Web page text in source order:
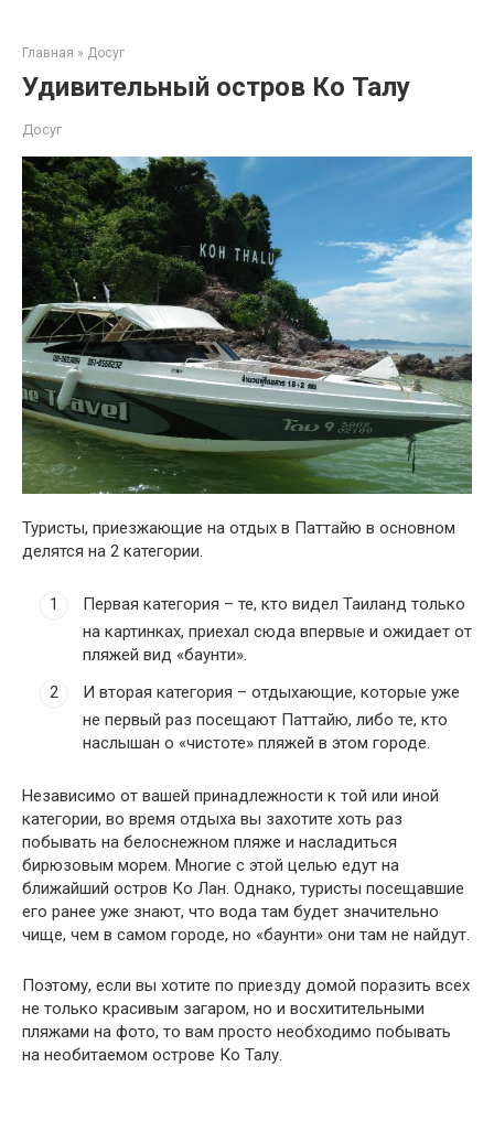
контенту
Главная » Досуг
Удивительный остров Ко Талу
Досуг
Туристы, приезжающие на отдых в Паттайю в основном
делятся на 2 категории.
Первая категория – те, кто видел Таиланд только
на картинках, приехал сюда впервые и ожидает от
пляжей вид «баунти».
И вторая категория – отдыхающие, которые уже
не первый раз посещают Паттайю, либо те, кто
наслышан о «чистоте» пляжей в этом городе.
Независимо от вашей принадлежности к той или иной
категории, во время отдыха вы захотите хоть раз
побывать на белоснежном пляже и насладиться
бирюзовым морем. Многие с этой целью едут на
ближайший остров Ко Лан. Однако, туристы посещавшие
его ранее уже знают, что вода там будет значительно
чище, чем в самом городе, но «баунти» они там не найдут.
Поэтому, если вы хотите по приезду домой поразить всех
не только красивым загаром, но и восхитительными
пляжами на фото, то вам просто необходимо побывать
на необитаемом острове Ко Талу.